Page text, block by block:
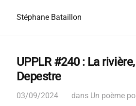
Stéphane Bataillon
UPPLR #240 : La
Depestre
03/09/2024 dans Un poème